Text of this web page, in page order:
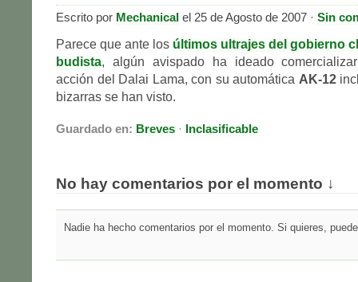
Escrito por Mechanical el 25 de Agosto de 2007 · Sin
Parece que ante los últimos ultrajes del gobierno
budista, algún avispado ha ideado
acción del Dalai Lama, con su automática AK-12
bizarras se han visto.
Guardado en: Breves · Inclasificable
No hay comentarios por el momento ↓
Nadie ha hecho comentarios por el momento. Si quieres,